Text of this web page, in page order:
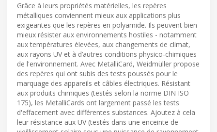
Grâce à leurs propriétés matérielles, les repères
métalliques conviennent mieux aux applications plus
exigeantes que les repères en polyamide. Ils peuvent bien
mieux résister aux environnements hostiles - notamment
aux températures élevées, aux changements de climat,
aux rayons UV et à d’autres conditions physico-chimiques
de l'environnement. Avec MetalliCard, Weidmüller propose
des repères qui ont subis des tests poussés pour le
marquage des appareils et câbles électriques. Résistant
aux produits chimiques (testés selon la norme DIN ISO
175), les MetalliCards ont largement passé les tests
d'effacement avec différentes substances. Ajoutez à cela
leur résistance aux UV (testés dans une enceinte de